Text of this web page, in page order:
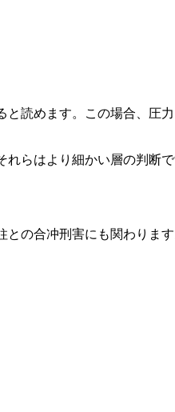
読めます。この場合、圧
らはより細かい層の判断で
の合冲刑害にも関わります